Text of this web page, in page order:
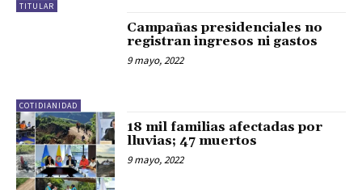
TITULAR
COTIDIANIDAD
Campañas presidenciales no
registran ingresos ni gastos
9 mayo, 2022
18 mil familias afectadas por
lluvias; 47 muertos
9 mayo, 2022